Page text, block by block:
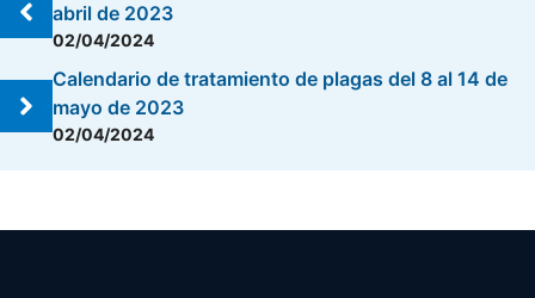
abril de 2023
02/04/2024
Calendario de tratamiento de plagas del 8 al 14 de
mayo de 2023
02/04/2024